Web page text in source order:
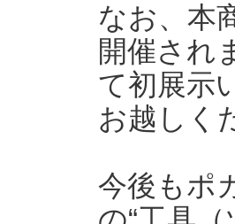
なお、本
開催され
て初展示
お越しく
今後もポ